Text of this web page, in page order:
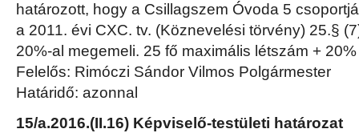
határozott, hogy a Csillagszem Óvoda 5
a 2011. évi CXC. tv. (Köznevelési törvény) 25.§
20%-al megemeli. 25 fő maximális létszám +
Felelős: Rimóczi Sándor Vilmos Polgármester
Határidő: azonnal
15/a.2016.(II.16) Képviselő-testületi határozat